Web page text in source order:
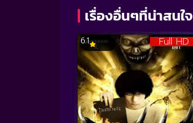
เรื่องอื่นๆที่น่าสนใจ
Full HD
6.1